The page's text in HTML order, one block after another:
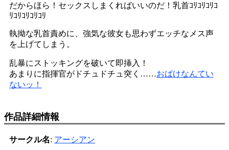
だからほら！セックスしまくればいいのだ！乳首ｺﾘｺﾘｺﾘｺ
ﾘｺﾘｺﾘｺﾘｺﾘ
執拗な乳首責めに、強気な彼女も思わずエッチなメス声
を上げてしまう。
乱暴にストッキングを破いて即挿入！
あまりに指揮官がドチュドチュ突く……おばけなんてい
ないッ！
作品詳細情報
サークル名: アーシアン